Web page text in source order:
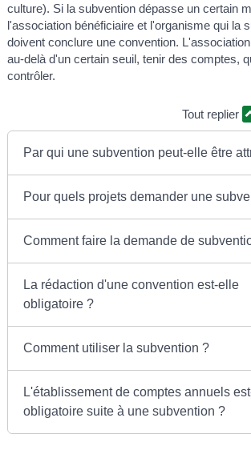
culture). Si la subvention dépasse un certain
l'association bénéficiaire et l'organisme qui la
doivent conclure une convention.
au-delà d'un certain seuil, tenir des comptes,
contrôler.
Tout replier
Par qui une subvention peut-elle être
Pour quels projets demander une
Comment faire la demande de
La rédaction d'une convention est-elle
obligatoire ?
Comment utiliser la subvention ?
L'établissement de comptes annuels
obligatoire suite à une subvention ?